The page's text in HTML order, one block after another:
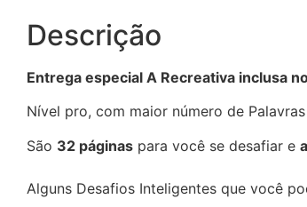
Descrição
Entrega especial A Recreativa inclusa
Nível pro, com maior número de
São 32 páginas para você se desafiar e
Alguns Desafios Inteligentes que você